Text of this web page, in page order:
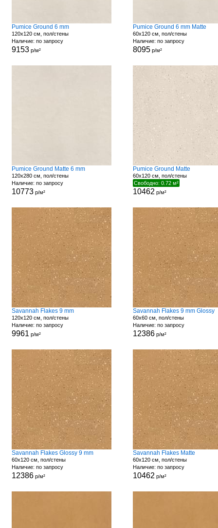
Pumice Ground 6 mm
120x120 см, пол/стены
Наличие: по запросу
9153р/м²
Pumice Ground 6 mm Matte
60x120 см, пол/стены
Наличие: по запросу
8095р/м²
Pumice Ground Matte 6 mm
120x280 см, пол/стены
Наличие: по запросу
10773р/м²
Pumice Ground Matte
60x120 см, пол/стены
Свободно: 0.72 м²
10462 р/м²
Savannah Flakes 9 mm
120x120 см, пол/стены
Наличие: по запросу
9961 р/м²
Savannah Flakes 9 mm Glossy
60x60 см, пол/стены
Наличие: по запросу
12386р/м²
Savannah Flakes Glossy 9 mm
60x120 см, пол/стены
Наличие: по запросу
12386р/м²
Savannah Flakes Matte
60x120 см, пол/стены
Наличие: по запросу
10462 р/м²